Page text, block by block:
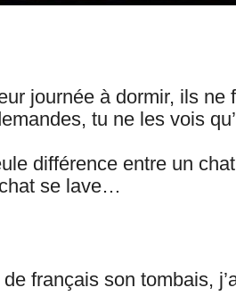
journée à dormir, ils ne
tu ne les vois
différence entre un
se lave…
français son tombais,